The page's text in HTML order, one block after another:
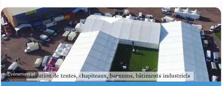
Evènementiel